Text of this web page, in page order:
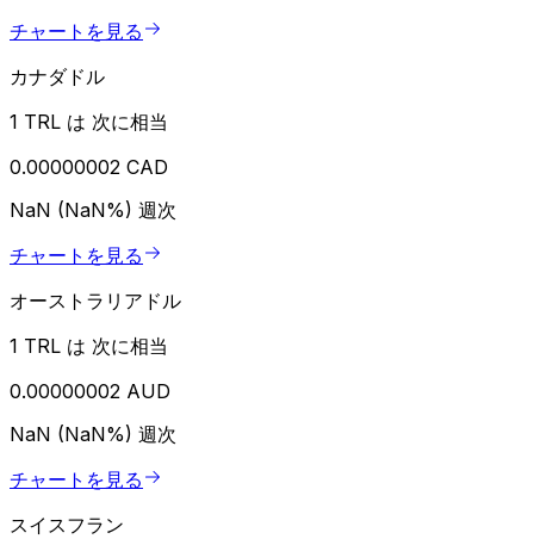
チャートを見る
カナダドル
1 TRL は 次に相当
0.00000002 CAD
NaN (NaN%) 週次
チャートを見る
オーストラリアドル
1 TRL は 次に相当
0.00000002 AUD
NaN (NaN%) 週次
チャートを見る
スイスフラン